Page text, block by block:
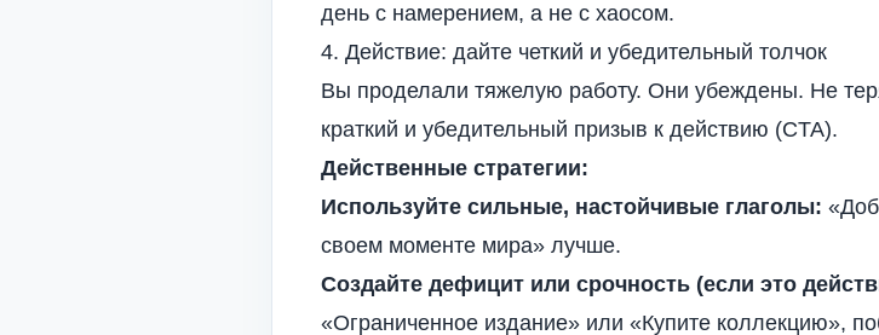
день с намерением, а не с хаосом.
4. Действие: дайте четкий и убедительный толчок
Вы проделали тяжелую работу. Они убеждены. Не
краткий и убедительный призыв к действию (CTA).
Действенные стратегии:
Используйте сильные, настойчивые глаголы:
своем моменте мира» лучше.
Создайте дефицит или срочность (если это
«Ограниченное издание» или «Купите коллекцию»,